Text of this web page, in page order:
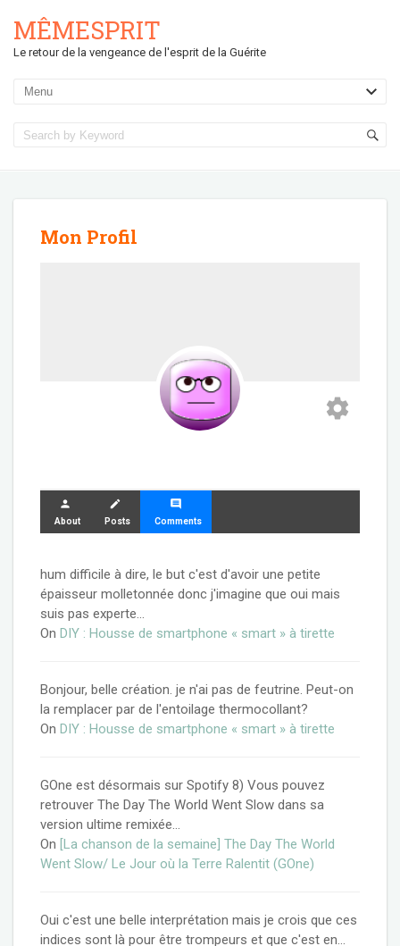
MÊMESPRIT
Le retour de la vengeance de l'esprit de la Guérite
Mon Profil
settings
person
About
create
Posts
comment
Comments
hum difficile à dire, le but c'est d'avoir une petite
épaisseur molletonnée donc j'imagine que oui mais
suis pas experte…
On DIY : Housse de smartphone « smart » à tirette
Bonjour, belle création. je n'ai pas de feutrine. Peut-on
la remplacer par de l'entoilage thermocollant?
On DIY : Housse de smartphone « smart » à tirette
GOne est désormais sur Spotify 8) Vous pouvez
retrouver The Day The World Went Slow dans sa
version ultime remixée…
On [La chanson de la semaine] The Day The World
Went Slow/ Le Jour où la Terre Ralentit (GOne)
Oui c'est une belle interprétation mais je crois que ces
indices sont là pour être trompeurs et que c'est en…